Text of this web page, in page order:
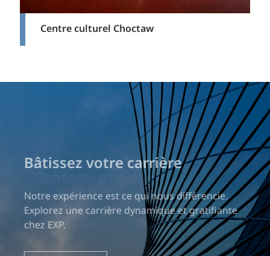
Centre culturel Choctaw
Bâtissez votre carrière
Notre expérience est ce qui nous différencie.
Explorez une carrière dynamique et gratifiante
chez EXP.